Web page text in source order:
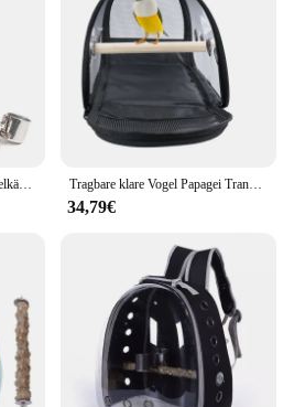
Papageien träger tragbarer Vogelkäfig mit Prech und Feeder Acryl 180 ° Sightseeing Haustier Rucksack Tasche für Sittich Vögel Reisen Tragbare klare Vogel Papagei Transport käfig atmungsaktive Vogel träger Outdoor-Reisetasche kleines Haustier Kaninchen Meers chweinchen Vogel Papagei Tasche
34,79€